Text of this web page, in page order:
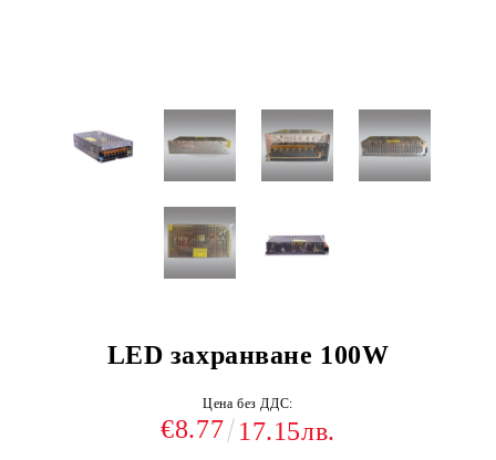
LED захранване 100W
Цена без ДДС:
€8.77 17.15лв.